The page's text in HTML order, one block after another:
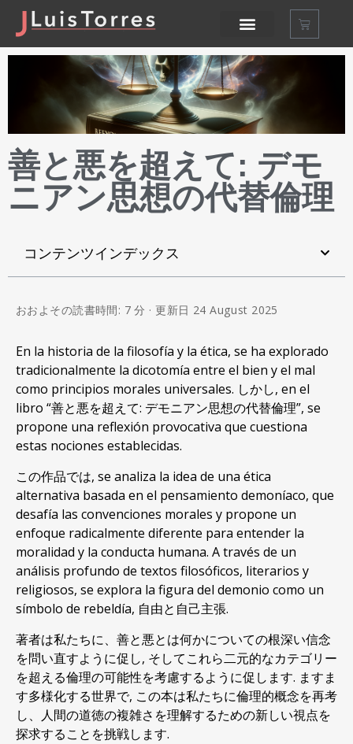
善と悪を超えて: デモ
ニアン思想の代替倫理
コンテンツインデックス
おおよその読書時間: 7 分 · 更新日 24August 2025
En la historia de la filosofía y la ética, se ha explorado
tradicionalmente la dicotomía entre el bien y el mal
como principios morales universales. しかし, en el
libro “善と悪を超えて: デモニアン思想の代替倫理”, se
propone una reflexión provocativa que cuestiona
estas nociones establecidas.
この作品では, se analiza la idea de una ética
alternativa basada en el pensamiento demoníaco, que
desafía las convenciones morales y propone un
enfoque radicalmente diferente para entender la
moralidad y la conducta humana. A través de un
análisis profundo de textos filosóficos, literarios y
religiosos, se explora la figura del demonio como un
símbolo de rebeldía, 自由と自己主張.
著者は私たちに、善と悪とは何かについての根深い信念
を問い直すように促し, そしてこれら二元的なカテゴリー
を超える倫理の可能性を考慮するように促します. ますま
す多様化する世界で, この本は私たちに倫理的概念を再考
し、人間の道徳の複雑さを理解するための新しい視点を
探求することを挑戦します.